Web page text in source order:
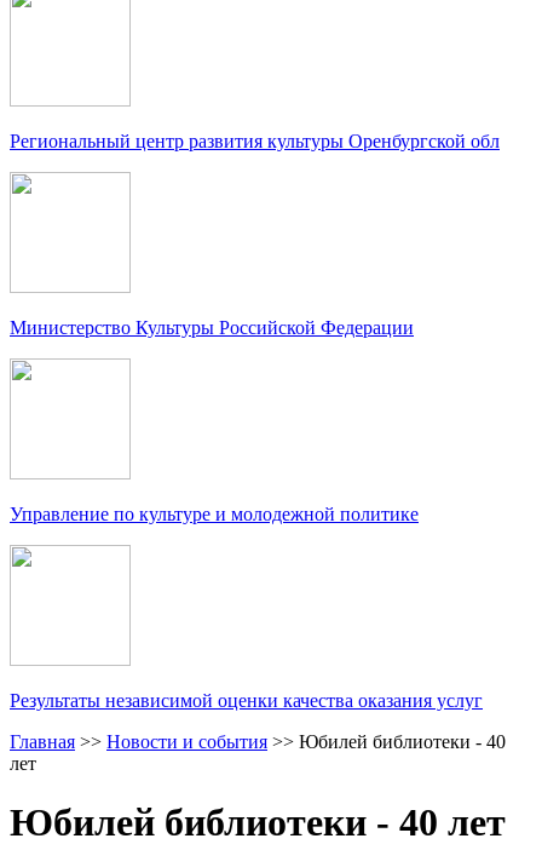
Региональный центр развития культуры Оренбургской обл
Министерство Культуры Российской Федерации
Управление по культуре и молодежной политике
Результаты независимой оценки качества оказания услуг
Главная >> Новости и события >> Юбилей библиотеки - 40
лет
Юбилей библиотеки - 40 лет